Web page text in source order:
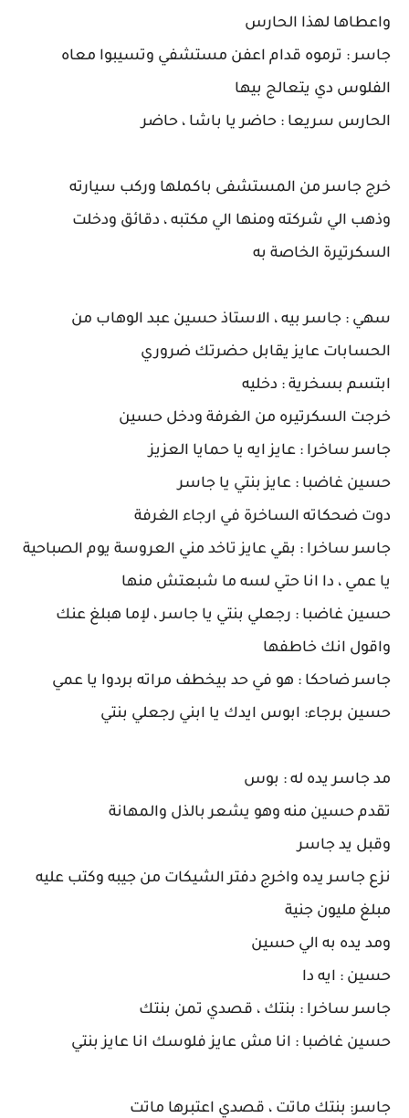
واعطاها لهذا الحارس
جاسر : ترموه قدام اعفن مستشفي وتسيبوا معاه
الفلوس دي يتعالج بيها
الحارس سريعا : حاضر يا باشا ، حاضر
خرج جاسر من المستشفى باكملها وركب سيارته
وذهب الي شركته ومنها الي مكتبه ، دقائق ودخلت
السكرتيرة الخاصة به
سهي : جاسر بيه ، الاستاذ حسين عبد الوهاب من
الحسابات عايز يقابل حضرتك ضروري
ابتسم بسخرية : دخليه
خرجت السكرتيره من الغرفة ودخل حسين
جاسر ساخرا : عايز ايه يا حمايا العزيز
حسين غاضبا : عايز بنتي يا جاسر
دوت ضحكاته الساخرة في ارجاء الغرفة
جاسر ساخرا : بقي عايز تاخد مني العروسة يوم الصباحية
يا عمي ، دا انا حتي لسه ما شبعتش منها
حسين غاضبا : رجعلي بنتي يا جاسر ، لإما هبلغ عنك
واقول انك خاطفها
جاسر ضاحكا : هو في حد بيخطف مراته بردوا يا عمي
حسين برجاء: ابوس ايدك يا ابني رجعلي بنتي
مد جاسر يده له : بوس
تقدم حسين منه وهو يشعر بالذل والمهانة
وقبل يد جاسر
نزع جاسر يده واخرج دفتر الشيكات من جيبه وكتب عليه
مبلغ مليون جنية
ومد يده به الي حسين
حسين : ايه دا
جاسر ساخرا : بنتك ، قصدي تمن بنتك
حسين غاضبا : انا مش عايز فلوسك انا عايز بنتي
جاسر: بنتك ماتت ، قصدي اعتبرها ماتت